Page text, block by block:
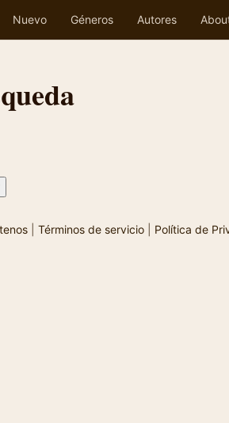
Nuevo Géneros Autores
| Términos de servicio| Política de